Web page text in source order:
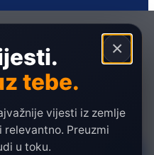
×
tebe.
vijesti iz zemlje
Preuzmi
u toku.